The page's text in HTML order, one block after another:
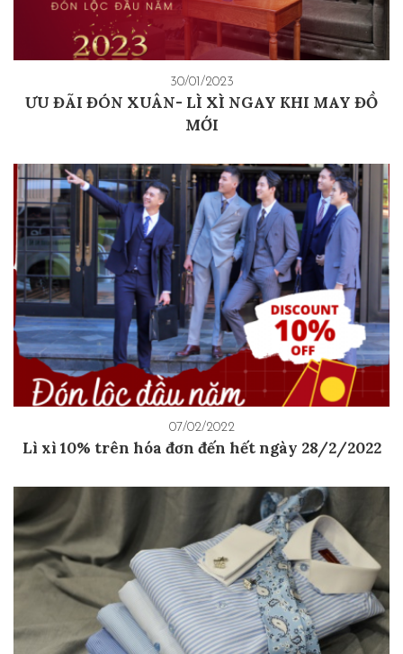
30/01/2023
ƯU ĐÃI ĐÓN XUÂN- LÌ XÌ NGAY KHI MAY ĐỒ
MỚI
07/02/2022
Lì xì 10% trên hóa đơn đến hết ngày 28/2/2022